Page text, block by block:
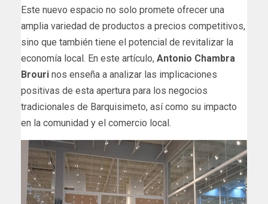
Este nuevo espacio no solo promete ofrecer una
amplia variedad de productos a precios competitivos,
sino que también tiene el potencial de revitalizar la
economía local. En este artículo, Antonio Chambra
Brouri nos enseña a analizar las implicaciones
positivas de esta apertura para los negocios
tradicionales de Barquisimeto, así como su impacto
en la comunidad y el comercio local.